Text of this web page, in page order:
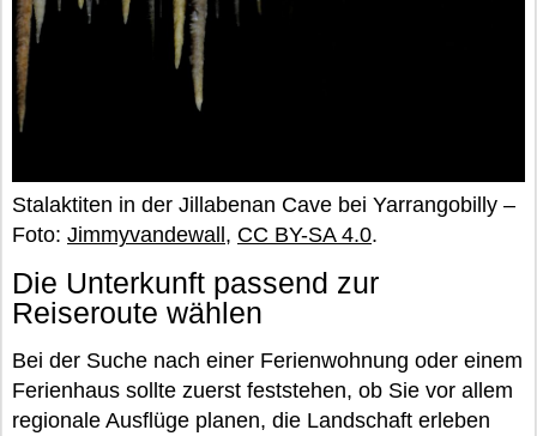
Stalaktiten in der Jillabenan Cave bei Yarrangobilly –
Foto: Jimmyvandewall, CC BY-SA 4.0.
Die Unterkunft passend zur
Reiseroute wählen
Bei der Suche nach einer Ferienwohnung oder einem
Ferienhaus sollte zuerst feststehen, ob Sie vor allem
regionale Ausflüge planen, die Landschaft erleben